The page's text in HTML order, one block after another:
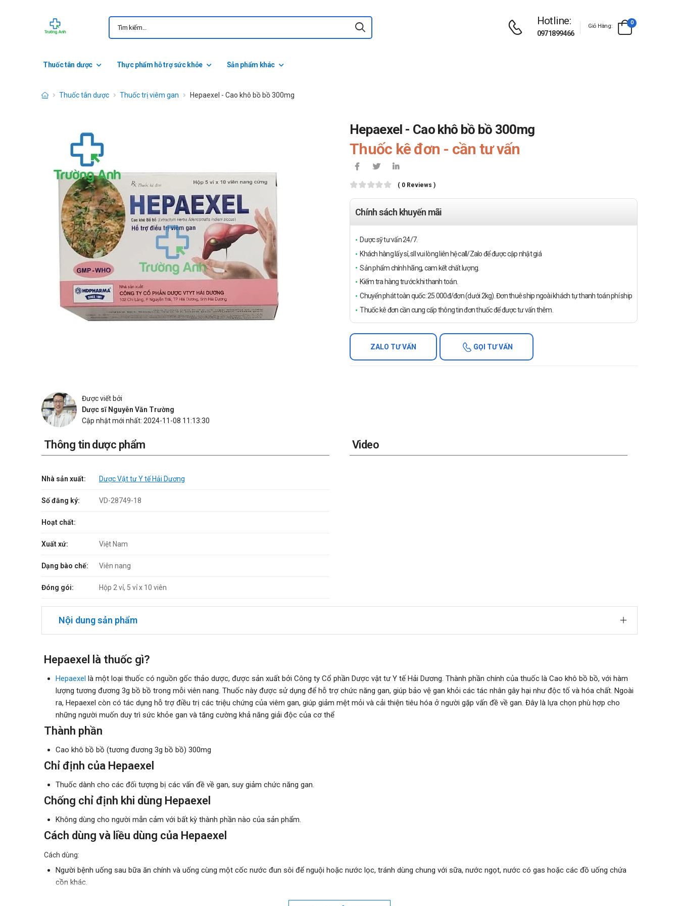
Hotline:
0971899466
Giỏ Hàng:
0
Thuốc tân dược Thực phẩm hỗ trợ sức khỏe Sản phẩm khác
Thuốc tân dược Thuốc trị viêm gan Hepaexel - Cao khô bồ bồ 300mg
Hepaexel - Cao khô bồ bồ 300mg
Thuốc kê đơn - cần tư vấn
( 0 Reviews )
Chính sách khuyến mãi
Dược sỹ tư vấn 24/7.
Khách hàng lấy sỉ, sll vui lòng liên hệ call/Zalo để được cập nhật giá
Sản phẩm chính hãng, cam kết chất lượng.
Kiểm tra hàng trước khi thanh toán.
Chuyển phát toàn quốc: 25.000đ/đơn (dưới 2kg). Đơn thuê ship ngoài khách tự thanh toán phí ship
Thuốc kê đơn cần cung cấp thông tin đơn thuốc để được tư vấn thêm.
ZALO TƯ VẤN GỌI TƯ VẤN
Được viết bởi
Dược sĩ Nguyễn Văn Trường
Cập nhật mới nhất: 2024-11-08 11:13:30
Thông tin dược phẩm
Nhà sản xuất: Dược Vật tư Y tế Hải Dương
Số đăng ký: VD-28749-18
Hoạt chất:
Xuất xứ: Việt Nam
Dạng bào chế: Viên nang
Đóng gói: Hộp 2 vỉ, 5 vỉ x 10 viên
Video
Nội dung sản phẩm
Hepaexel là thuốc gì?
Hepaexel là một loại thuốc có nguồn gốc thảo dược, được sản xuất bởi Công ty Cổ phần Dược vật tư Y tế Hải Dương. Thành phần chính của thuốc là Cao khô bồ bồ, với hàm
lượng tương đương 3g bồ bồ trong mỗi viên nang. Thuốc này được sử dụng để hỗ trợ chức năng gan, giúp bảo vệ gan khỏi các tác nhân gây hại như độc tố và hóa chất. Ngoài
ra, Hepaexel còn có tác dụng hỗ trợ điều trị các triệu chứng của viêm gan, giúp giảm mệt mỏi và cải thiện tiêu hóa ở người gặp vấn đề về gan. Đây là lựa chọn phù hợp cho
những người muốn duy trì sức khỏe gan và tăng cường khả năng giải độc của cơ thể​
Thành phần
Cao khô bồ bồ (tương đương 3g bồ bồ) 300mg
Chỉ định của Hepaexel
Thuốc dành cho các đối tượng bị các vấn đề về gan, suy giảm chức năng gan.
Chống chỉ định khi dùng Hepaexel
Không dùng cho người mẫn cảm với bất kỳ thành phần nào của sản phẩm.
Cách dùng và liều dùng của Hepaexel
Cách dùng:
Người bệnh uống sau bữa ăn chính và uống cùng một cốc nước đun sôi để nguội hoặc nước lọc, tránh dùng chung với sữa, nước ngọt, nước có gas hoặc các đồ uống chứa
cồn khác.